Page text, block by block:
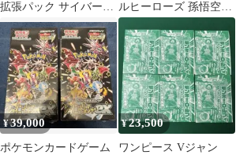
拡張パック サイバージ
ャッジ 1パック 新品未
開封商品
ルヒーローズ 孫悟空ゼ
ノ プロモ
¥39,000
ポケモンカードゲーム
¥23,500
ワンピース Vジャン